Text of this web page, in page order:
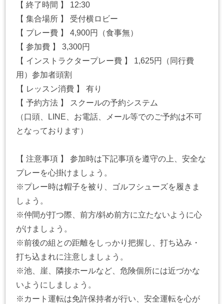
【 終了時間 】 12:30
【 集合場所 】 受付横ロビー
【 プレー費 】 4,900円（食事無）
【 参加費 】 3,300円
【 インストラクタープレー費 】 1,625円（同行費
用）参加者頭割
【 レッスン消費 】 有り
【 予約方法 】 スクールの予約システム
（口頭、LINE、お電話、メール等でのご予約は不可
となっております）
【 注意事項 】 参加時は下記事項を遵守の上、安全な
プレーを心掛けましょう。
※プレー時は帽子を被り、ゴルフシューズを履きま
しょう。
※仲間が打つ際、前方/斜め前方に立たないように心
がけましょう。
※前後の組との距離をしっかり把握し、打ち込み・
打ち込まれに注意しましょう。
※池、崖、隣接ホールなど、危険個所には近づかな
いようにしましょう。
※カート運転は免許保持者が行い、安全運転を心が